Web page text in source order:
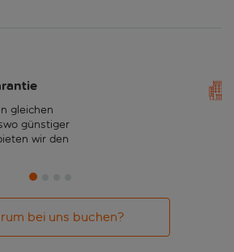
gleichen
günstiger
wir den
bei uns buchen?